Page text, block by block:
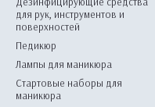
для рук, инструментов и
поверхностей
Педикюр
Лампы для маникюра
Стартовые наборы для
маникюра